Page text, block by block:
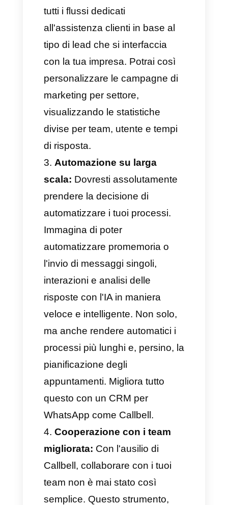
conservati in un unico posto:
gestire tutti i dettagli sui tuoi
lead in unico posto, anche se
provengono da WhatsApp,
Telegram, Instagram o
Facebook. Tutto sarà presente
su una sola piattaforma, dove
potrai accedere e verificare che
le informazioni siano corrette,
dando inizio a conversazioni
importanti e concludendo al
meglio le tue vendite.
Un'esperienza più fluida e
rapida:
una funzionalità preziosa
quando si ha a che fare con i
clienti. Con un CRM per
WhatsApp, infatti, avrai la
possibilità per personalizzare
tutti i flussi dedicati
all'assistenza clienti in base al
tipo di lead che si interfaccia